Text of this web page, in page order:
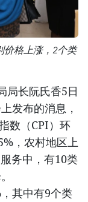
价格上涨，2个类
长阮氏香5日
发布的消息，
数（CPI）环
，农村地区上
务中，有10类
其中有9个类